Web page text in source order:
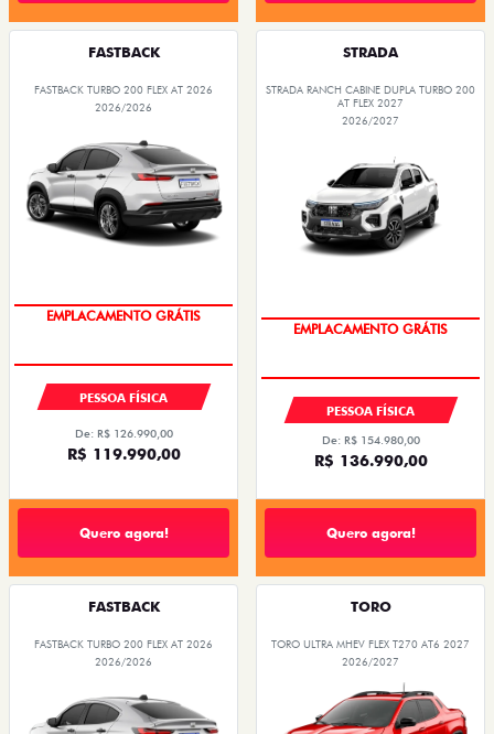
FASTBACK
FASTBACK TURBO 200 FLEX AT 2026
2026/2026
OPORTUNIDADE
PESSOA FÍSICA
De: R$ 126.990,00
R$ 119.990,00
Quero agora!
STRADA
STRADA RANCH CABINE DUPLA TURBO 200
AT FLEX 2027
2026/2027
OPORTUNIDADE
PESSOA FÍSICA
De: R$ 154.980,00
R$ 136.990,00
Quero agora!
FASTBACK
FASTBACK TURBO 200 FLEX AT 2026
2026/2026
TORO
TORO ULTRA MHEV FLEX T270 AT6 2027
2026/2027